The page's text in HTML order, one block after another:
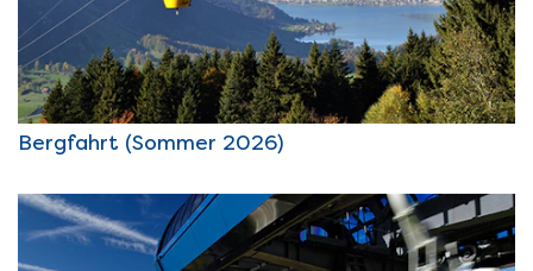
Bergfahrt (Sommer 2026)